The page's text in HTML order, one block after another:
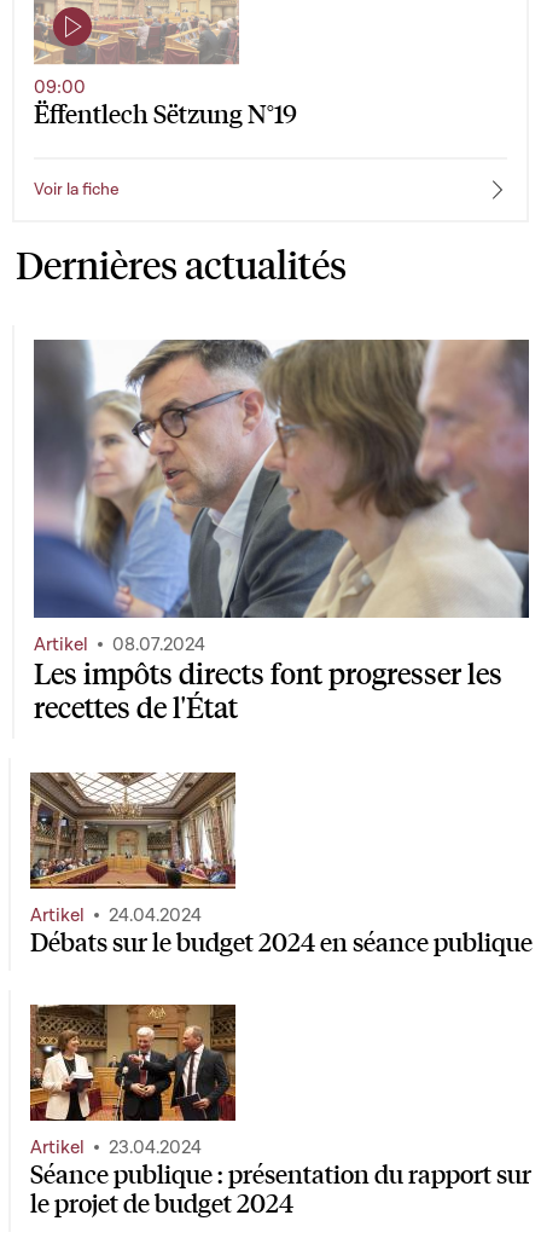
Ëffentlech Sëtzung N°19
09:00
Voir la fiche
Dernières actualités
Les impôts directs font progresser les
recettes de l'État
Artikel 08.07.2024
Débats sur le budget 2024 en séance publique
Artikel 24.04.2024
Séance publique : présentation du rapport sur
le projet de budget 2024
Artikel 23.04.2024